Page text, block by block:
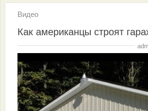
Видео
Как американцы строят